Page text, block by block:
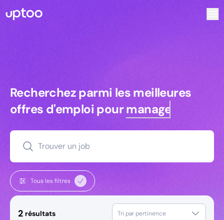
Recherchez parmi les meilleures
Recherchez parmi les meilleures
offres d'emploi pourmanagers
Trouver un job
Tous les filtres
2 résultats Tri par pertinence